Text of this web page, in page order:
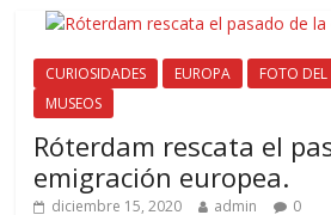
CURIOSIDADES EUROPA FOTO
MUSEOS
Róterdam rescata el
emigración europea.
diciembre 15, 2020 admin 0